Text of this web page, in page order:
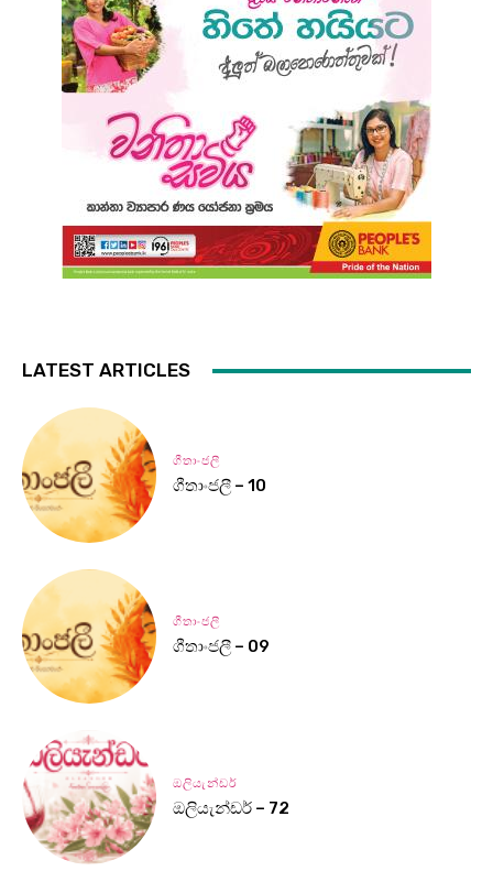
LATEST ARTICLES
ගීතාංජලී
ගීතාංජලී – 10
ගීතාංජලී
ගීතාංජලී – 09
ඔලියැන්ඩර්
ඔලියැන්ඩර් – 72